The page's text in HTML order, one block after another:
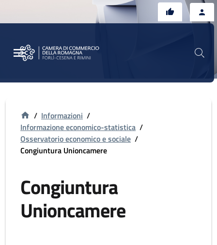
/ Informazioni /
Informazione economico-statistica /
Osservatorio economico e sociale /
Congiuntura Unioncamere
Congiuntura
Unioncamere